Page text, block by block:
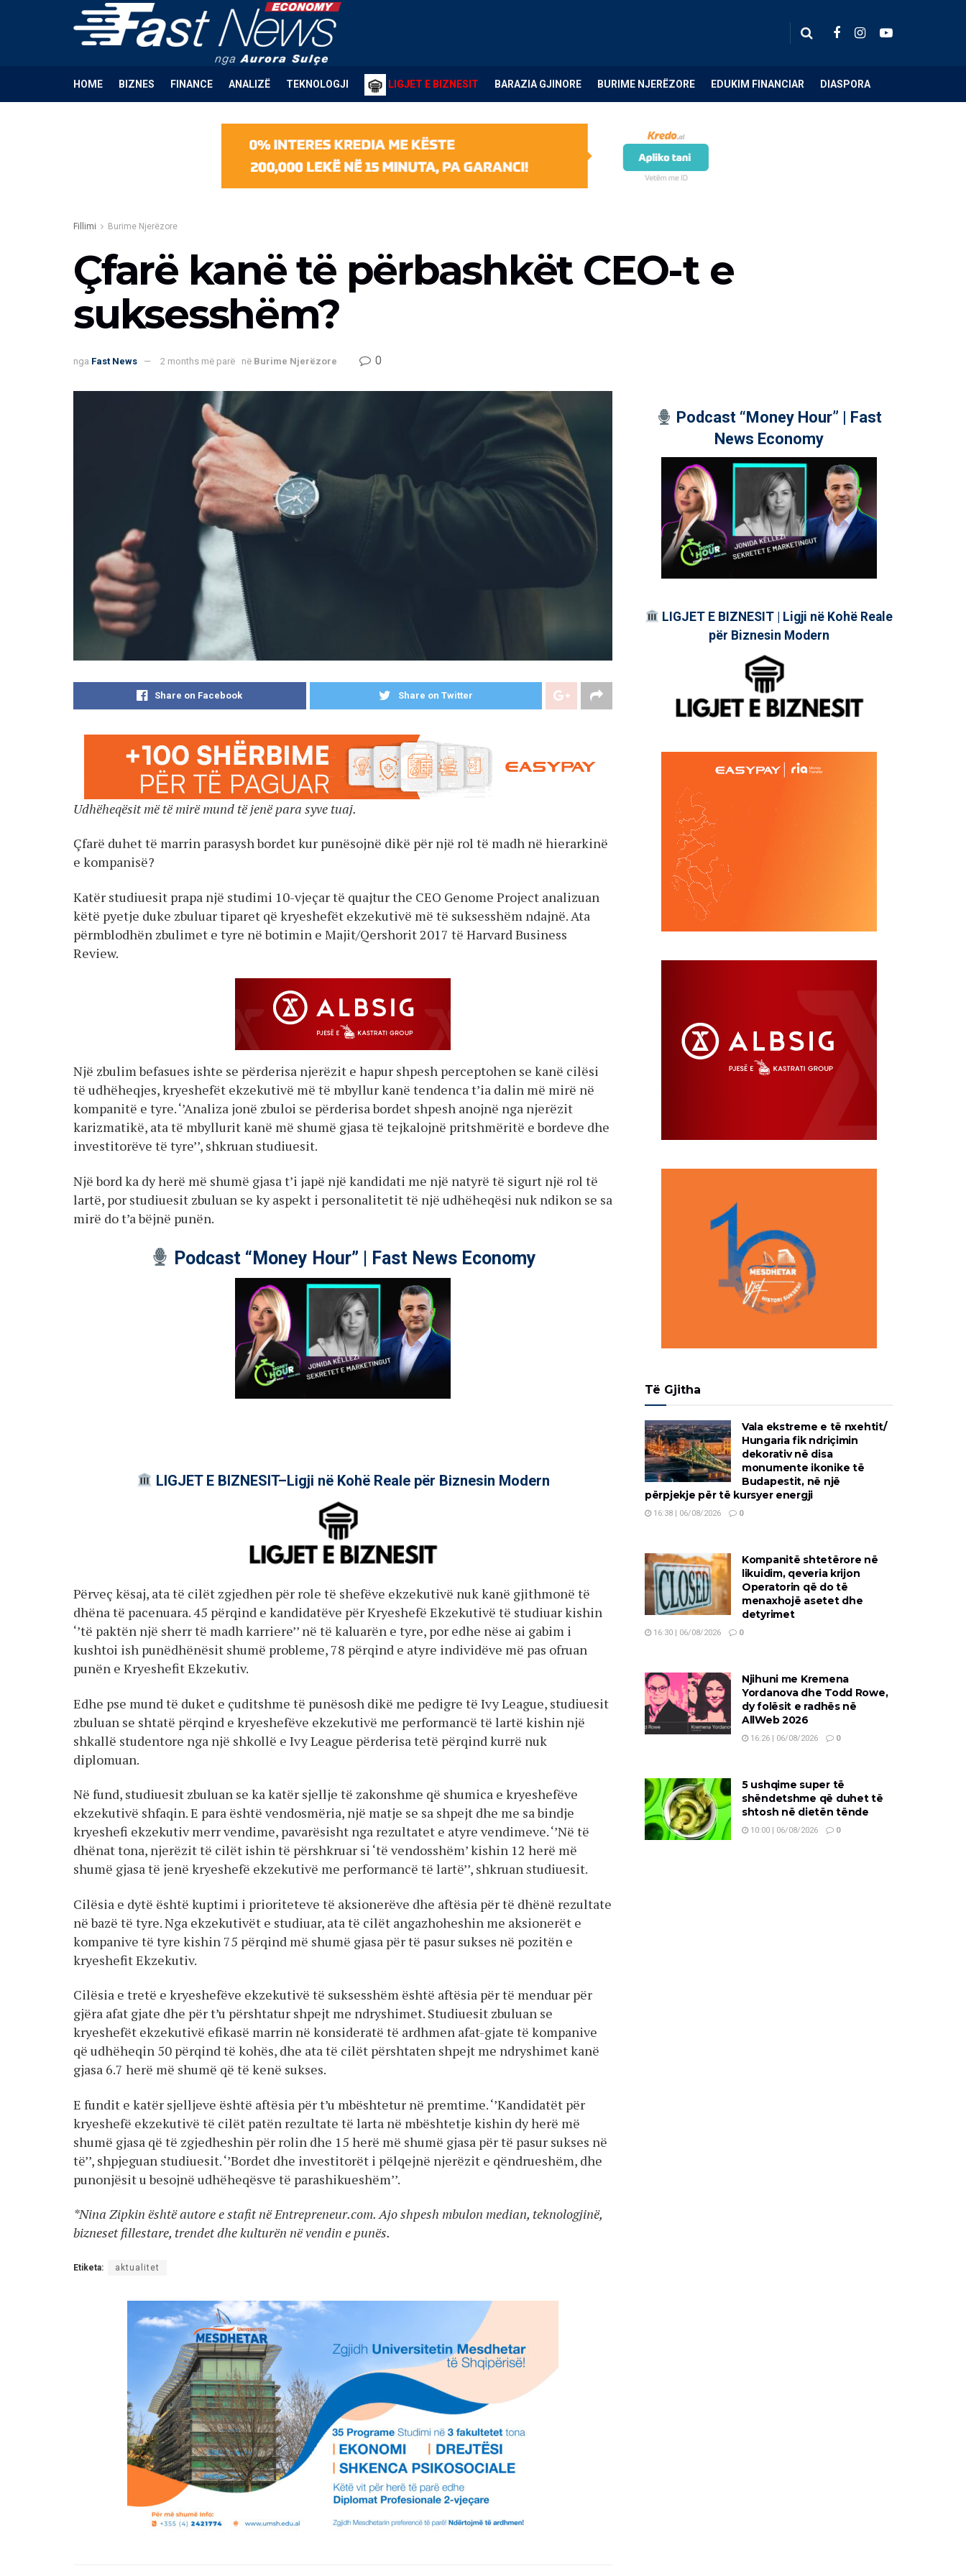
HOME BIZNES FINANCE ANALIZË TEKNOLOGJI LIGJET E BIZNESIT BARAZIA GJINORE BURIME NJERËZORE EDUKIM FINANCIAR DIASPORA
Fillimi Burime Njerëzore
Çfarë kanë të përbashkët CEO-t e
suksesshëm?
nga Fast News 2 months më parë në Burime Njerëzore 0
Share on Facebook Share on Twitter
Udhëheqësit më të mirë mund të jenë para syve tuaj.
Çfarë duhet të marrin parasysh bordet kur punësojnë dikë për një rol të madh në hierarkinë
e kompanisë?
Katër studiuesit prapa një studimi 10-vjeçar të quajtur the CEO Genome Project analizuan
këtë pyetje duke zbuluar tiparet që kryeshefët ekzekutivë më të suksesshëm ndajnë. Ata
përmblodhën zbulimet e tyre në botimin e Majit/Qershorit 2017 të Harvard Business
Review.
Një zbulim befasues ishte se përderisa njerëzit e hapur shpesh perceptohen se kanë cilësi
të udhëheqjes, kryeshefët ekzekutivë më të mbyllur kanë tendenca t’ia dalin më mirë në
kompanitë e tyre. ‘’Analiza jonë zbuloi se përderisa bordet shpesh anojnë nga njerëzit
karizmatikë, ata të mbyllurit kanë më shumë gjasa të tejkalojnë pritshmëritë e bordeve dhe
investitorëve të tyre’’, shkruan studiuesit.
Një bord ka dy herë më shumë gjasa t’i japë një kandidati me një natyrë të sigurt një rol të
lartë, por studiuesit zbuluan se ky aspekt i personalitetit të një udhëheqësi nuk ndikon se sa
mirë do t’a bëjnë punën.
Podcast “Money Hour” | Fast News Economy
LIGJET E BIZNESIT–Ligji në Kohë Reale për Biznesin Modern
Përveç kësaj, ata të cilët zgjedhen për role të shefëve ekzekutivë nuk kanë gjithmonë të
dhëna të pacenuara. 45 përqind e kandidatëve për Kryeshefë Ekzekutivë të studiuar kishin
‘’të paktën një sherr të madh karriere’’ në të kaluarën e tyre, por edhe nëse ai gabim i
kushtoi ish punëdhënësit shumë probleme, 78 përqind e atyre individëve më pas ofruan
punën e Kryeshefit Ekzekutiv.
Edhe pse mund të duket e çuditshme të punësosh dikë me pedigre të Ivy League, studiuesit
zbuluan se shtatë përqind e kryeshefëve ekzekutivë me performancë të lartë kishin një
shkallë studentore nga një shkollë e Ivy League përderisa tetë përqind kurrë nuk
diplomuan.
Në fund, studiuesit zbuluan se ka katër sjellje të zakonshme që shumica e kryeshefëve
ekzekutivë shfaqin. E para është vendosmëria, një matje se sa shpejt dhe me sa bindje
kryeshefi ekzekutiv merr vendime, pavarësisht nga rezultatet e atyre vendimeve. ‘’Në të
dhënat tona, njerëzit të cilët ishin të përshkruar si ‘të vendosshëm’ kishin 12 herë më
shumë gjasa të jenë kryeshefë ekzekutivë me performancë të lartë’’, shkruan studiuesit.
Cilësia e dytë është kuptimi i prioriteteve të aksionerëve dhe aftësia për të dhënë rezultate
në bazë të tyre. Nga ekzekutivët e studiuar, ata të cilët angazhoheshin me aksionerët e
kompanive të tyre kishin 75 përqind më shumë gjasa për të pasur sukses në pozitën e
kryeshefit Ekzekutiv.
Cilësia e tretë e kryeshefëve ekzekutivë të suksesshëm është aftësia për të menduar për
gjëra afat gjate dhe për t’u përshtatur shpejt me ndryshimet. Studiuesit zbuluan se
kryeshefët ekzekutivë efikasë marrin në konsideratë të ardhmen afat-gjate të kompanive
që udhëheqin 50 përqind të kohës, dhe ata të cilët përshtaten shpejt me ndryshimet kanë
gjasa 6.7 herë më shumë që të kenë sukses.
E fundit e katër sjelljeve është aftësia për t’u mbështetur në premtime. ‘’Kandidatët për
kryeshefë ekzekutivë të cilët patën rezultate të larta në mbështetje kishin dy herë më
shumë gjasa që të zgjedheshin për rolin dhe 15 herë më shumë gjasa për të pasur sukses në
të’’, shpjeguan studiuesit. ‘’Bordet dhe investitorët i pëlqejnë njerëzit e qëndrueshëm, dhe
punonjësit u besojnë udhëheqësve të parashikueshëm’’.
*Nina Zipkin është autore e stafit në Entrepreneur.com. Ajo shpesh mbulon median, teknologjinë,
bizneset fillestare, trendet dhe kulturën në vendin e punës.
Etiketa: aktualitet
Podcast “Money Hour” | Fast
News Economy
LIGJET E BIZNESIT | Ligji në Kohë Reale
për Biznesin Modern
Të Gjitha
Vala ekstreme e të nxehtit/
Hungaria fik ndriçimin
dekorativ në disa
monumente ikonike të
Budapestit, në një
përpjekje për të kursyer energji
16:38 | 06/08/2026 0
Kompanitë shtetërore në
likuidim, qeveria krijon
Operatorin që do të
menaxhojë asetet dhe
detyrimet
16:30 | 06/08/2026 0
Njihuni me Kremena
Yordanova dhe Todd Rowe,
dy folësit e radhës në
AllWeb 2026
16:26 | 06/08/2026 0
5 ushqime super të
shëndetshme që duhet të
shtosh në dietën tënde
10:00 | 06/08/2026 0